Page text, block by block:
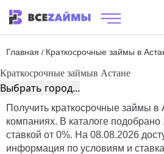
Главная / Краткосрочные займы в
Краткосрочные займыв Астане
Выбрать город...
Получить краткосрочные займы в
компаниях. В каталоге
ставкой от 0%. На 08.08.2026
информация по условиям и